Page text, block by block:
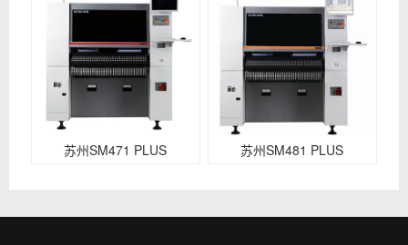
苏州SM471 PLUS 苏州SM481 PLUS